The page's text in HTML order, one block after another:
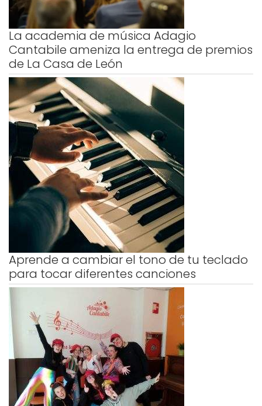
La academia de música Adagio
Cantabile ameniza la entrega de premios
de La Casa de León
Aprende a cambiar el tono de tu teclado
para tocar diferentes canciones